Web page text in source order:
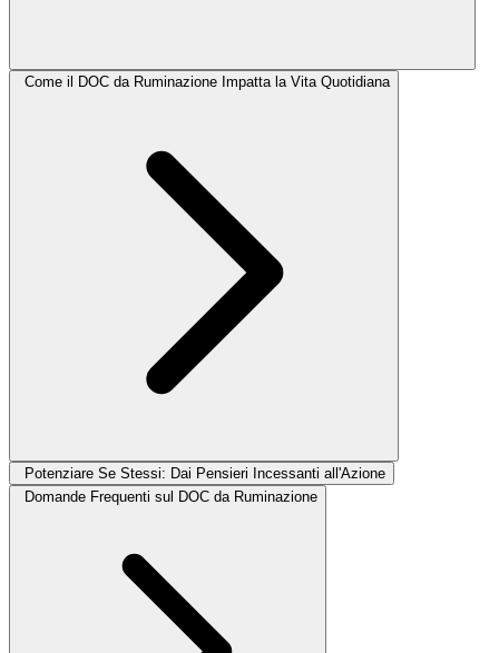
Come il DOC da Ruminazione Impatta la Vita Quotidiana
Potenziare Se Stessi: Dai Pensieri Incessanti all'Azione
Domande Frequenti sul DOC da Ruminazione